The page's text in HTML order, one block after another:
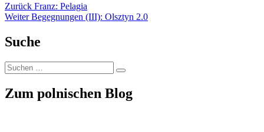
Beitragsnavigation
Zurück Vorheriger
Beitrag:
Franz: Pelagia
Weiter Nächster
Begegnungen (III): Olsztyn 2.0
Suche
Suchen
nach:
Suchen
Zum polnischen Blog